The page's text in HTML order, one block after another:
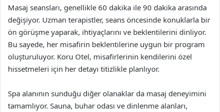
Masaj seansları, genellikle 60 dakika ile 90 dakika arasında
değişiyor. Uzman terapistler, seans öncesinde konuklarla bir
ön görüşme yaparak, ihtiyaçlarını ve beklentilerini dinliyor.
Bu sayede, her misafirin beklentilerine uygun bir program
oluşturuluyor. Koru Otel, misafirlerinin kendilerini özel
hissetmeleri için her detayı titizlikle planlıyor.
Spa alanının sunduğu diğer olanaklar da masaj deneyimini
tamamlıyor. Sauna, buhar odası ve dinlenme alanları,